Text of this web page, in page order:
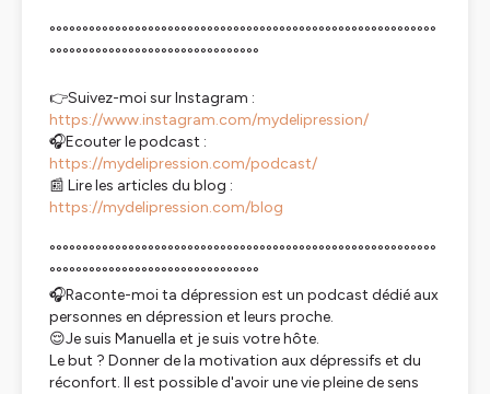
°°°°°°°°°°°°°°°°°°°°°°°°°°°°°°°°°°°°°°°°°°°°°°°°°°°°°°°°°°°
°°°°°°°°°°°°°°°°°°°°°°°°°°°°°°°°
👉Suivez-moi sur Instagram :
https://www.instagram.com/mydelipression/
🎧Ecouter le podcast :
https://mydelipression.com/podcast/
📰 Lire les articles du blog :
https://mydelipression.com/blog
°°°°°°°°°°°°°°°°°°°°°°°°°°°°°°°°°°°°°°°°°°°°°°°°°°°°°°°°°°°
°°°°°°°°°°°°°°°°°°°°°°°°°°°°°°°°
🎧Raconte-moi ta dépression est un podcast dédié aux
personnes en dépression et leurs proche.
😌Je suis Manuella et je suis votre hôte.
Le but ? Donner de la motivation aux dépressifs et du
réconfort. Il est possible d'avoir une vie pleine de sens